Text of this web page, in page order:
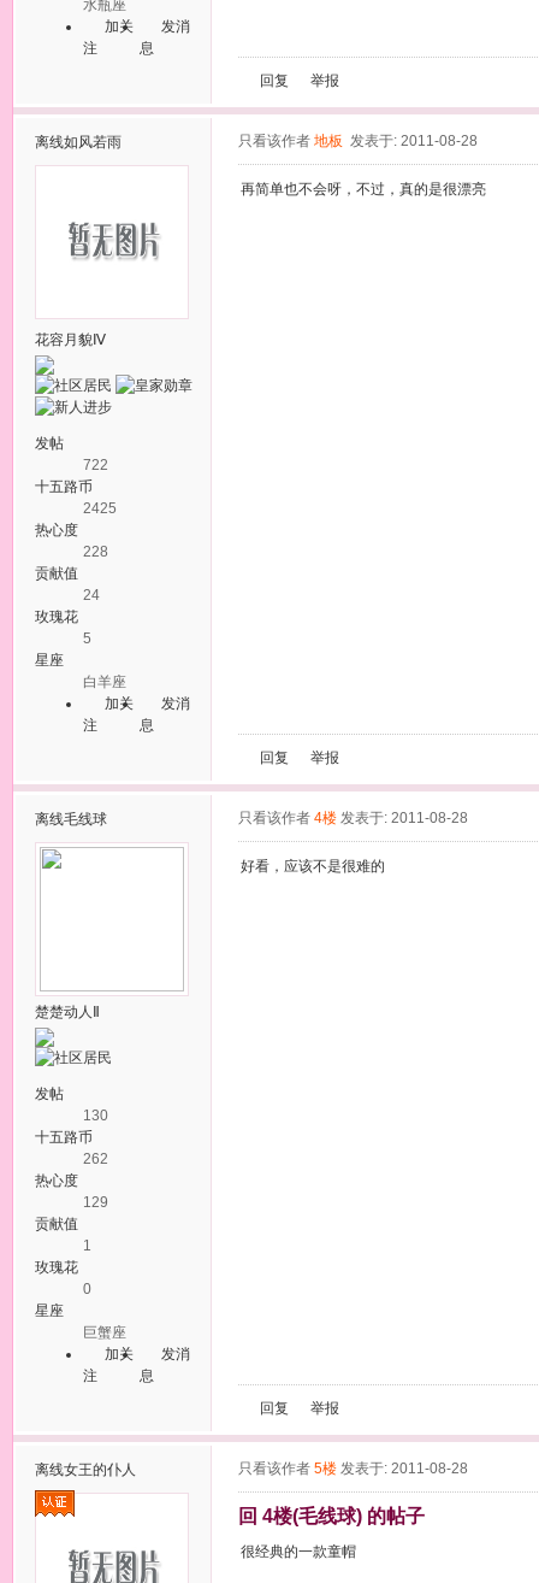
水瓶座
加关
注
发消
息
回复 举报
离线如风若雨
花容月貌Ⅳ
发帖
722
十五路币
2425
热心度
228
贡献值
24
玫瑰花
5
星座
白羊座
加关
注
发消
息
只看该作者 地板 发表于: 2011-08-28
再简单也不会呀，不过，真的是很漂亮
回复 举报
离线毛线球
楚楚动人Ⅱ
发帖
130
十五路币
262
热心度
129
贡献值
1
玫瑰花
0
星座
巨蟹座
加关
注
发消
息
只看该作者 4楼 发表于: 2011-08-28
好看，应该不是很难的
回复 举报
离线女王的仆人 只看该作者 5楼 发表于: 2011-08-28
回 4楼(毛线球) 的帖子
很经典的一款童帽